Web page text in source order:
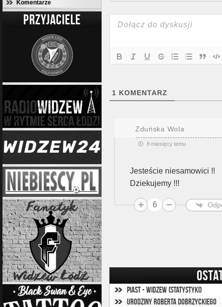
Komentarze
PRZYJACIELE
1 KOMENTARZ
Zduńska Wola
8 miesięcy temu
Jesteście niesamowici !!
Dziekujemy !!!
6
Piast - Widzew (statystyki)
Urodziny Roberta Dobrzyckiego